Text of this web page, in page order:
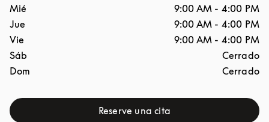
Mié
9:00 AM- 4:00 PM
Jue
9:00 AM- 4:00 PM
Vie
9:00 AM- 4:00 PM
Sáb
Cerrado
Dom
Cerrado
Reserve una citaLink Opens in New Tab